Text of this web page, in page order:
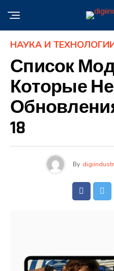
НАУКА И
Список
Которые
18
By